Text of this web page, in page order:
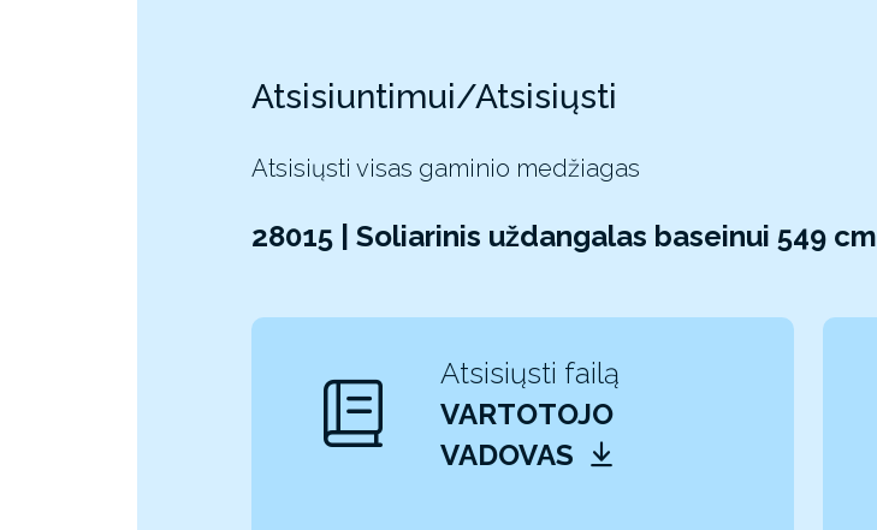
Atsisiuntimui/Atsisiųsti
Atsisiųsti visas gaminio medžiagas
28015 | Soliarinis uždangalas baseinui 549 cm
Atsisiųsti failą
VARTOTOJO
VADOVAS